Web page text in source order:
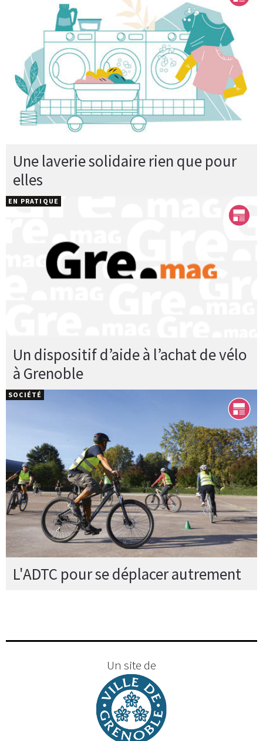
Une laverie solidaire rien que pour
elles
Un dispositif d’aide à l’achat de vélo
à Grenoble
EN PRATIQUE
L'ADTC pour se déplacer autrement
SOCIÉTÉ
Un site de